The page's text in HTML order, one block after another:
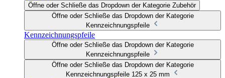
Öffne oder Schließe das Dropdown der Kategorie Zubehör
Öffne oder Schließe das Dropdown der Kategorie
Kennzeichnungspfeile
Kennzeichnungspfeile
Öffne oder Schließe das Dropdown der Kategorie
Kennzeichnungspfeile
Öffne oder Schließe das Dropdown der Kategorie
Kennzeichnungspfeile 125 x 25 mm